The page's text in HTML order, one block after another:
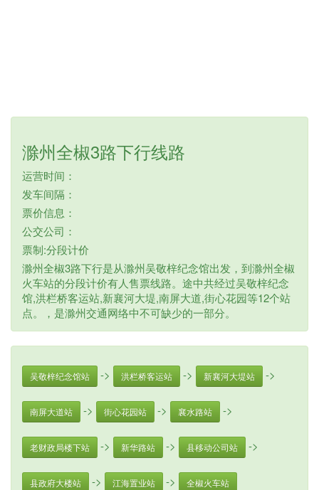
滁州全椒3路下行线路
运营时间：
发车间隔：
票价信息：
公交公司：
票制:分段计价
滁州全椒3路下行是从滁州吴敬梓纪念馆出发，到滁州全椒
火车站的分段计价有人售票线路。途中共经过吴敬梓纪念
馆,洪栏桥客运站,新襄河大堤,南屏大道,街心花园等12个站
点。，是滁州交通网络中不可缺少的一部分。
吴敬梓纪念馆站 -> 洪栏桥客运站 -> 新襄河大堤站 ->
南屏大道站 -> 街心花园站 -> 襄水路站 ->
老财政局楼下站 -> 新华路站 -> 县移动公司站 ->
县政府大楼站 -> 江海置业站 -> 全椒火车站